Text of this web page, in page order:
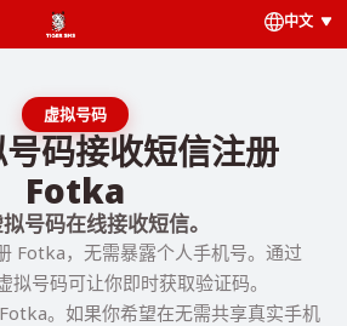
中文
虚拟号码
码接收短信注册
Fotka
号码在线接收短信。
Fotka，无需暴露个人手机号。通过
拟号码可让你即时获取验证码。
。如果你希望在无需共享真实手机